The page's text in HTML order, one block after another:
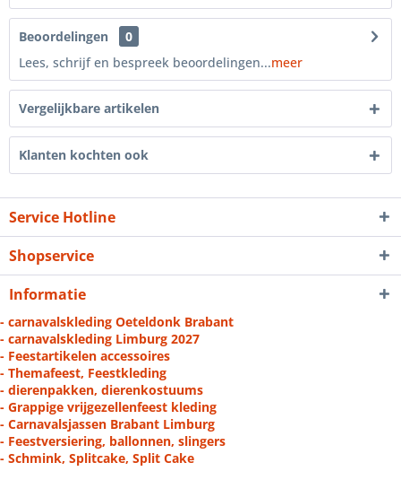
Beoordelingen
0
Lees, schrijf en bespreek beoordelingen...meer
Vergelijkbare artikelen
Klanten kochten ook
Service Hotline
Shopservice
Informatie
- carnavalskleding Oeteldonk Brabant
- carnavalskleding Limburg 2027
- Feestartikelen accessoires
- Themafeest, Feestkleding
- dierenpakken, dierenkostuums
- Grappige vrijgezellenfeest kleding
- Carnavalsjassen Brabant Limburg
- Feestversiering, ballonnen, slingers
- Schmink, Splitcake, Split Cake